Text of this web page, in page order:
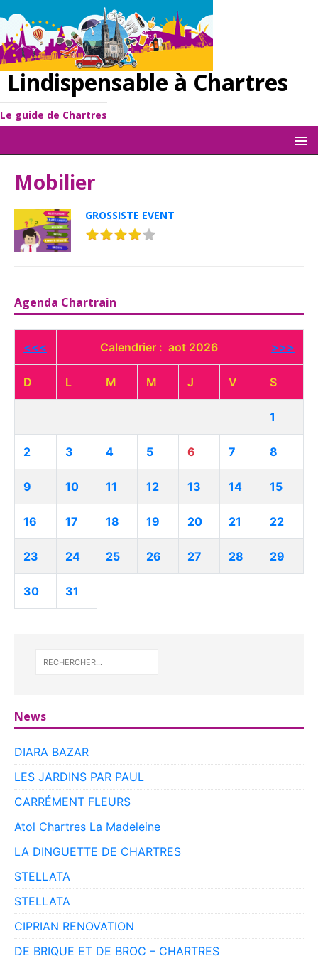
Lindispensable à Chartres
Le guide de Chartres
Mobilier
GROSSISTE EVENT
Agenda Chartrain
<<< Calendrier : aot 2026 >>>
D L M M J V S
1
2 3 4 5 6 7 8
9 10 11 12 13 14 15
16 17 18 19 20 21 22
23 24 25 26 27 28 29
30 31
News
DIARA BAZAR
LES JARDINS PAR PAUL
CARRÉMENT FLEURS
Atol Chartres La Madeleine
LA DINGUETTE DE CHARTRES
STELLATA
STELLATA
CIPRIAN RENOVATION
DE BRIQUE ET DE BROC – CHARTRES